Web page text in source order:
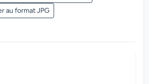
2009-2010
au format JPG